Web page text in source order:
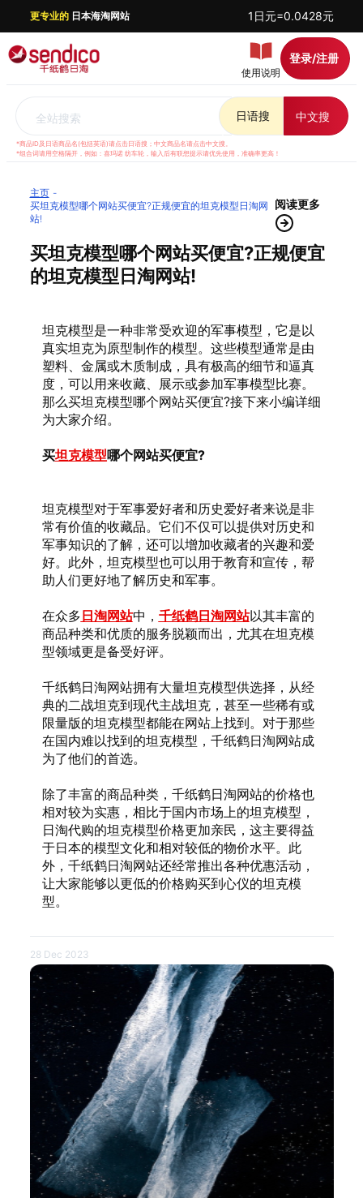
更专业的日本海淘网站 1日元=0.0428元
使用说明
登录/注册
全站搜索 日语搜 中文搜
*商品ID及日语商品名(包括英语)请点击日语搜；中文商品名请点击中文搜。
*组合词请用空格隔开，例如：喜玛诺 纺车轮，输入后有联想提示请优先使用，准确率更高！
主页
买坦克模型哪个网站买便宜?正规便宜的坦克模型日淘网
站!
阅读更多
买坦克模型哪个网站买便宜?正规便宜
的坦克模型日淘网站!
坦克模型是一种非常受欢迎的军事模型，它是以
真实坦克为原型制作的模型。这些模型通常是由
塑料、金属或木质制成，具有极高的细节和逼真
度，可以用来收藏、展示或参加军事模型比赛。
那么买坦克模型哪个网站买便宜?接下来小编详细
为大家介绍。
买坦克模型哪个网站买便宜?
坦克模型对于军事爱好者和历史爱好者来说是非
常有价值的收藏品。它们不仅可以提供对历史和
军事知识的了解，还可以增加收藏者的兴趣和爱
好。此外，坦克模型也可以用于教育和宣传，帮
助人们更好地了解历史和军事。
在众多 日淘网站中， 千纸鹤日淘网站以其丰富的
商品种类和优质的服务脱颖而出，尤其在坦克模
型领域更是备受好评。
千纸鹤日淘网站拥有大量坦克模型供选择，从经
典的二战坦克到现代主战坦克，甚至一些稀有或
限量版的坦克模型都能在网站上找到。对于那些
在国内难以找到的坦克模型，千纸鹤日淘网站成
为了他们的首选。
除了丰富的商品种类，千纸鹤日淘网站的价格也
相对较为实惠，相比于国内市场上的坦克模型，
日淘代购的坦克模型价格更加亲民，这主要得益
于日本的模型文化和相对较低的物价水平。此
外，千纸鹤日淘网站还经常推出各种优惠活动，
让大家能够以更低的价格购买到心仪的坦克模
型。
28 Dec 2023